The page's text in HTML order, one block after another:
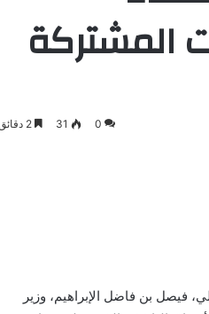
المشتركة
0
31
فيصل بن فاضل الإبراهيم، وزير